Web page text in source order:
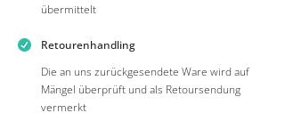
übermittelt
Retourenhandling
Die an uns zurückgesendete Ware wird auf
Mängel überprüft und als Retoursendung
vermerkt